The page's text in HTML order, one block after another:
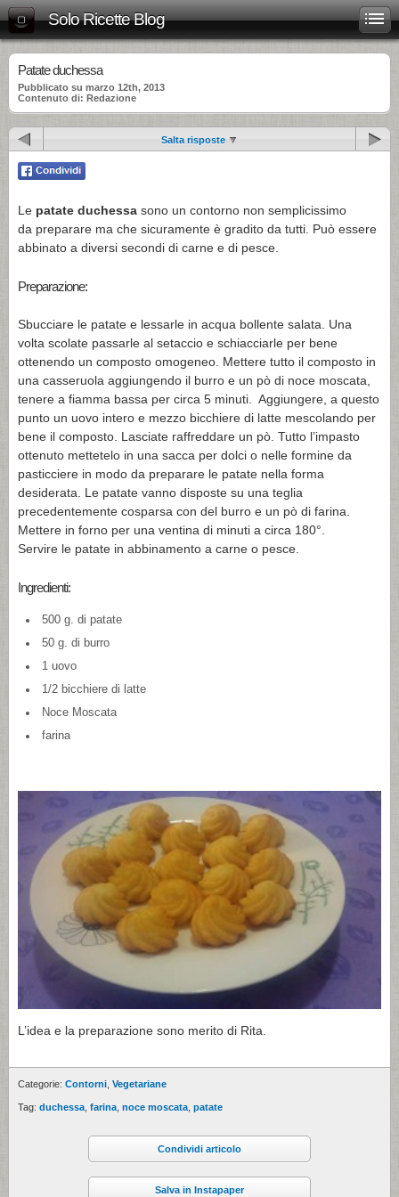
Solo Ricette Blog
Patate duchessa
Pubblicato su marzo 12th, 2013
Contenuto di: Redazione
Salta risposte
Le patate duchessa sono un contorno non semplicissimo
da preparare ma che sicuramente è gradito da tutti. Può essere
abbinato a diversi secondi di carne e di pesce.
Preparazione:
Sbucciare le patate e lessarle in acqua bollente salata. Una
volta scolate passarle al setaccio e schiacciarle per bene
ottenendo un composto omogeneo. Mettere tutto il composto in
una casseruola aggiungendo il burro e un pò di noce moscata,
tenere a fiamma bassa per circa 5 minuti. Aggiungere, a questo
punto un uovo intero e mezzo bicchiere di latte mescolando per
bene il composto. Lasciate raffreddare un pò. Tutto l’impasto
ottenuto mettetelo in una sacca per dolci o nelle formine da
pasticciere in modo da preparare le patate nella forma
desiderata. Le patate vanno disposte su una teglia
precedentemente cosparsa con del burro e un pò di farina.
Mettere in forno per una ventina di minuti a circa 180°.
Servire le patate in abbinamento a carne o pesce.
Ingredienti:
500 g. di patate
50 g. di burro
1 uovo
1/2 bicchiere di latte
Noce Moscata
farina
L’idea e la preparazione sono merito di Rita.
Categorie: Contorni Vegetariane
Tag: duchessa farina noce moscata patate
Condividi articolo
Salva in Instapaper